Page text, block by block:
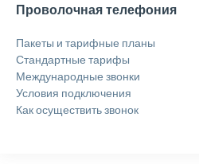
Проволочная телефония
Пакеты и тарифные планы
Стандартные тарифы
Международные звонки
Условия подключения
Как осуществить звонок